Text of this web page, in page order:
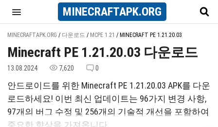
MINECRAFTAPK.ORG
MINECRAFTAPK.ORG / 다운로드 / MCPE 1.21 / MINECRAFT PE 1.21.20.03
Minecraft PE 1.21.20.03 다운로드
13.08.2024 7,620 0
안드로이드를 위한 Minecraft PE 1.21.20.03 APK를 다운
로드하세요! 이번 최신 업데이트는 96가지 변경 사항,
97개의 버그 수정 및 256개의 기술적 개선을 포함하여
중요한 향상을 가져옵니다.